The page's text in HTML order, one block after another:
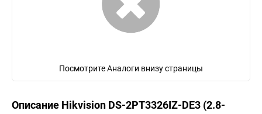
Посмотрите Аналоги внизу страницы
Описание Hikvision DS-2PT3326IZ-DE3 (2.8-